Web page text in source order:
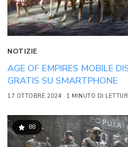
NOTIZIE
AGE OF EMPIRES MOBILE
GRATIS SU SMARTPHONE
17 OTTOBRE 2024 1 MINUTO DI
88